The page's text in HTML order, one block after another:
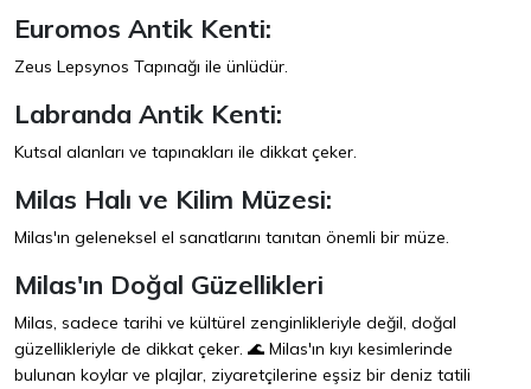
Euromos Antik Kenti:
Zeus Lepsynos Tapınağı ile ünlüdür.
Labranda Antik Kenti:
Kutsal alanları ve tapınakları ile dikkat çeker.
Milas Halı ve Kilim Müzesi:
Milas'ın geleneksel el sanatlarını tanıtan önemli bir müze.
Milas'ın Doğal Güzellikleri
Milas, sadece tarihi ve kültürel zenginlikleriyle değil, doğal
güzellikleriyle de dikkat çeker. 🌊 Milas'ın kıyı kesimlerinde
bulunan koylar ve plajlar, ziyaretçilerine eşsiz bir deniz tatili